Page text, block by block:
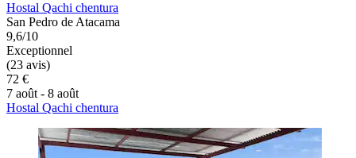
Hostal Qachi chentura
San Pedro de Atacama
9,6/10
Exceptionnel
(23 avis)
72 €
7 août - 8 août
Hostal Qachi chentura